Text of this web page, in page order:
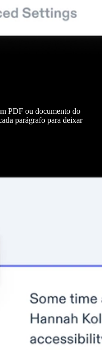
PDF ou documento do
parágrafo para deixar